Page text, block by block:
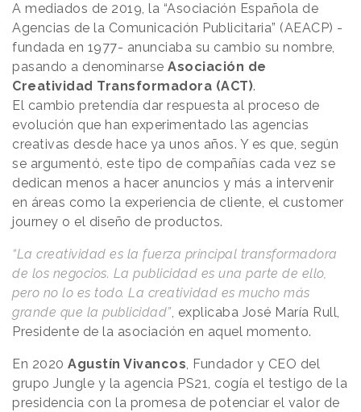
A mediados de 2019, la “Asociación Española de
Agencias de la Comunicación Publicitaria” (AEACP) -
fundada en 1977- anunciaba su cambio su nombre,
pasando a denominarse Asociación de
Creatividad Transformadora (ACT).
El cambio pretendía dar respuesta al proceso de
evolución que han experimentado las agencias
creativas desde hace ya unos años. Y es que, según
se argumentó, este tipo de compañías cada vez se
dedican menos a hacer anuncios y más a intervenir
en áreas como la experiencia de cliente, el customer
journey o el diseño de productos.
“La creatividad es la fuerza principal transformadora
de los negocios. La publicidad es una parte de ello,
pero no lo es todo. La creatividad es mucho más
grande que la publicidad”, explicaba José María Rull,
Presidente de la asociación en aquel momento.
En 2020 Agustín Vivancos, Fundador y CEO del
grupo Jungle y la agencia PS21, cogía el testigo de la
presidencia con la promesa de potenciar el valor de